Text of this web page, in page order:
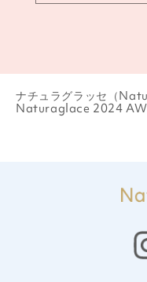
ナチュラグラッセ（
Naturaglace 2024 AW